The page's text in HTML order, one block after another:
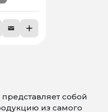
собой
из самого